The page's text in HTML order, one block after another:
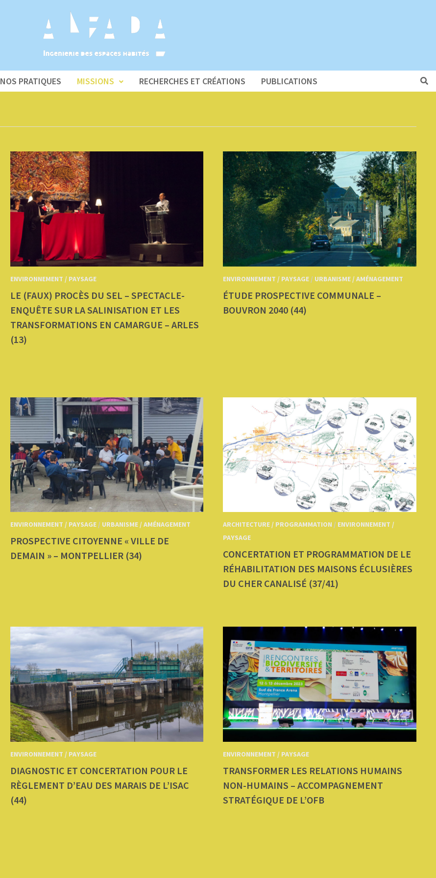
NOS PRATIQUES MISSIONS RECHERCHES ET CRÉATIONS PUBLICATIONS
ENVIRONNEMENT / PAYSAGE
LE (FAUX) PROCÈS DU SEL – SPECTACLE-
ENQUÊTE SUR LA SALINISATION ET LES
TRANSFORMATIONS EN CAMARGUE – ARLES
(13)
ENVIRONNEMENT / PAYSAGE / URBANISME / AMÉNAGEMENT
ÉTUDE PROSPECTIVE COMMUNALE –
BOUVRON 2040 (44)
ENVIRONNEMENT / PAYSAGE/ URBANISME / AMÉNAGEMENT
PROSPECTIVE CITOYENNE « VILLE DE
DEMAIN » – MONTPELLIER (34)
ARCHITECTURE / PROGRAMMATION / ENVIRONNEMENT /
PAYSAGE
CONCERTATION ET PROGRAMMATION DE LE
RÉHABILITATION DES MAISONS ÉCLUSIÈRES
DU CHER CANALISÉ (37/41)
ENVIRONNEMENT / PAYSAGE
DIAGNOSTIC ET CONCERTATION POUR LE
RÈGLEMENT D’EAU DES MARAIS DE L’ISAC
(44)
ENVIRONNEMENT / PAYSAGE
TRANSFORMER LES RELATIONS HUMAINS
NON-HUMAINS – ACCOMPAGNEMENT
STRATÉGIQUE DE L’OFB